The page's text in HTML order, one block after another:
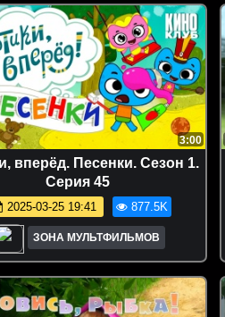
3:00
вперёд. Песенки. Сезон 1.
Серия 45
2025-03-25 19:41 877.5K
ЗОНА МУЛЬТФИЛЬМОВ